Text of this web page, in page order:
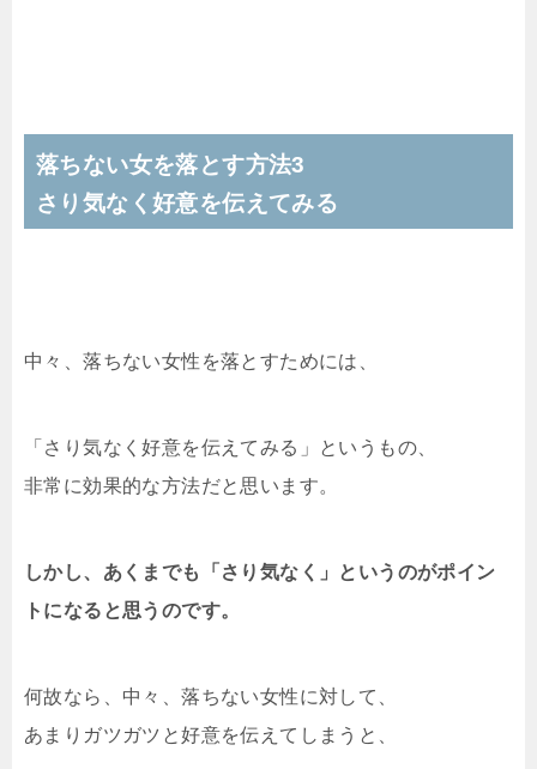
落ちない女を落とす方法3
さり気なく好意を伝えてみる
中々、落ちない女性を落とすためには、
「さり気なく好意を伝えてみる」というもの、
非常に効果的な方法だと思います。
しかし、あくまでも「さり気なく」というのがポイン
トになると思うのです。
何故なら、中々、落ちない女性に対して、
あまりガツガツと好意を伝えてしまうと、